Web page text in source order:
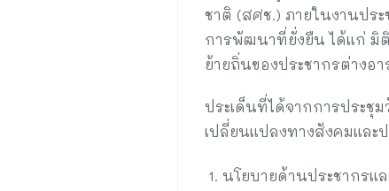
ชาติ (สศช.) ภายในงานปร
การพัฒนาที่ยั่งยืน ได้แก่ มิ
ย้ายถิ่นของประชากรต่างอา
ประเด็นที่ได้จากการประชุ
เปลี่ยนแปลงทางสังคมและ
นโยบายด้านประชากรแ